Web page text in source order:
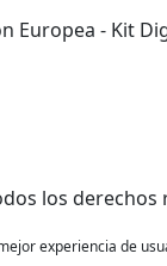
los derechos
experiencia de